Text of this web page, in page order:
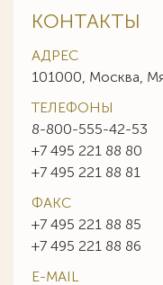
КОНТАКТЫ
АДРЕС
101000, Москва,
ТЕЛЕФОНЫ
8-800-555-42-53
+7 495 221 88 80
+7 495 221 88 81
ФАКС
+7 495 221 88 85
+7 495 221 88 86
E-MAIL